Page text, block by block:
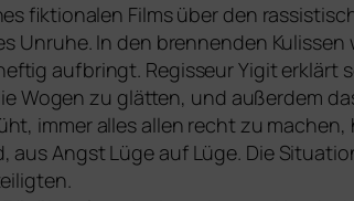
fik­tio­na­len Films über den
Unruhe. In den bren­nen­den
auf­bringt. Regisseur Yigit
Wogen zu glät­ten, und außer­dem
immer alles allen recht zu
Angst Lüge auf Lüge. Die